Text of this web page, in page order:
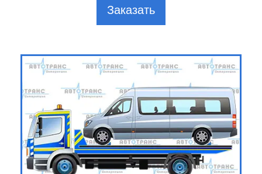
Заказать